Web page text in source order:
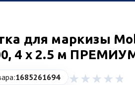
для маркизы
4 x 2.5 м
1685261694